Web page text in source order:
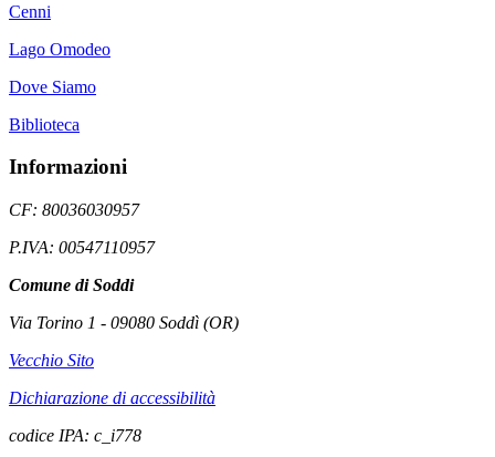
Cenni
Lago Omodeo
Dove Siamo
Biblioteca
Informazioni
CF: 80036030957
P.IVA: 00547110957
Comune di Soddi
Via Torino 1 - 09080 Soddì (OR)
Vecchio Sito
Dichiarazione di accessibilità
codice IPA: c_i778